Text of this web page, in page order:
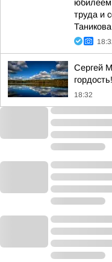
юбилеем
труда и
Таникова
Сергей
18:32